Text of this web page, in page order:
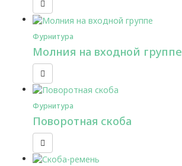
Фурнитура
Молния на входной группе
Фурнитура
Поворотная скоба